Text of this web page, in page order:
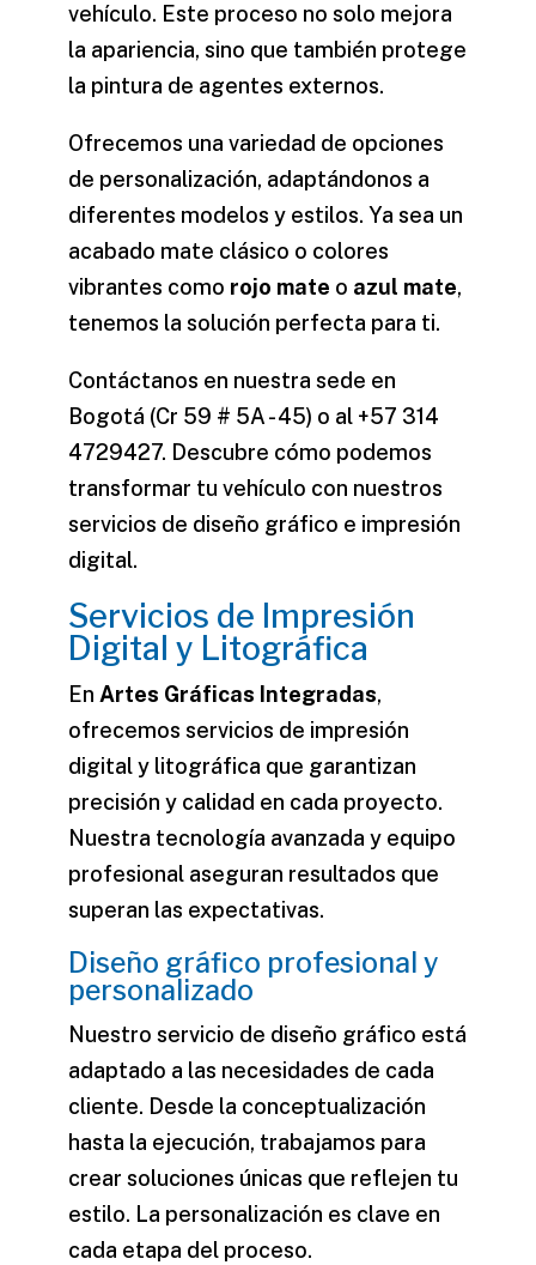
vehículo. Este proceso no solo mejora
la apariencia, sino que también protege
la pintura de agentes externos.
Ofrecemos una variedad de opciones
de personalización, adaptándonos a
diferentes modelos y estilos. Ya sea un
acabado mate clásico o colores
vibrantes como rojo mate o azul mate,
tenemos la solución perfecta para ti.
Contáctanos en nuestra sede en
Bogotá (Cr 59 # 5A - 45) o al +57 314
4729427. Descubre cómo podemos
transformar tu vehículo con nuestros
servicios de diseño gráfico e impresión
digital.
Servicios de Impresión
Digital y Litográfica
En Artes Gráficas Integradas,
ofrecemos servicios de impresión
digitaly litográfica que garantizan
precisión y calidad en cada proyecto.
Nuestra tecnología avanzada y equipo
profesional aseguran resultados que
superan las expectativas.
Diseño gráfico profesional y
personalizado
Nuestro servicio de diseño gráfico está
adaptado a las necesidades de cada
cliente. Desde la conceptualización
hasta la ejecución, trabajamos para
crear soluciones únicas que reflejen tu
estilo. La personalización es clave en
cada etapa del proceso.